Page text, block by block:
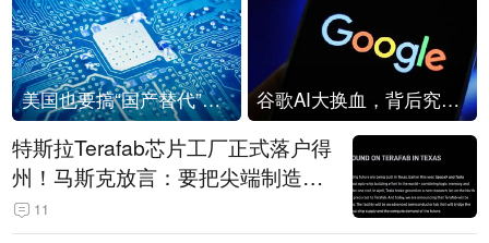
美国也要搞“国产替代”？先算清三笔账 谷歌AI大换血，背后究竟发生了什么？
特斯拉Terafab芯片工厂正式落户得
州！马斯克放言：要把尖端制造带
回美国
11